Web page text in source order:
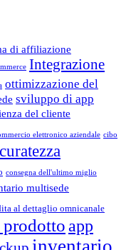
di affiliazione
Integrazione
ottimizzazione del
sviluppo di app
del cliente
elettronico aziendale cibo
consegna dell'ultimo miglio
multisede
al dettaglio omnicanale
app